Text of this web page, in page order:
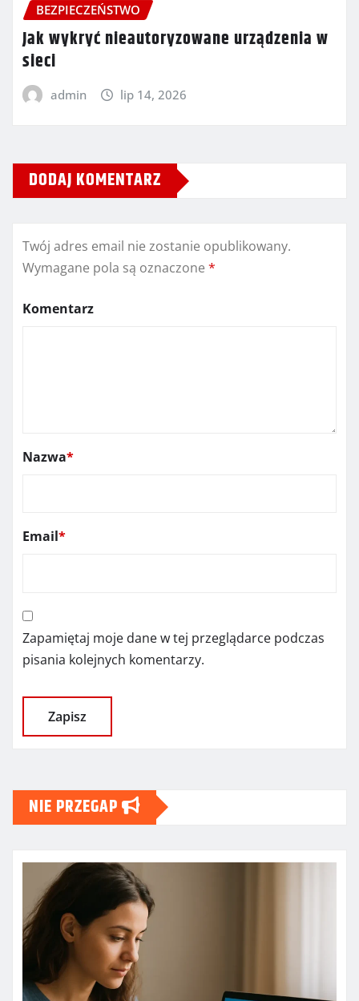
BEZPIECZEŃSTWO
Jak wykryć nieautoryzowane urządzenia w
sieci
admin lip 14, 2026
DODAJ KOMENTARZ
Twój adres email nie zostanie opublikowany.
Wymagane pola są oznaczone *
Komentarz
Nazwa*
Email*
Zapamiętaj moje dane w tej przeglądarce podczas
pisania kolejnych komentarzy.
NIE PRZEGAP